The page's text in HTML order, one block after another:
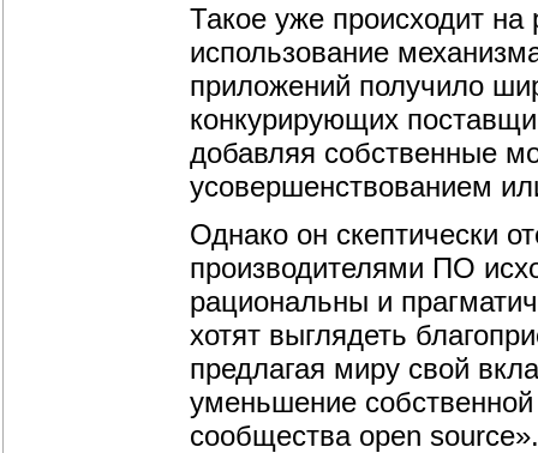
Такое уже происходит
использование
приложений получило
конкурирующих
добавляя собственные
усовершенствованием
Однако он скептически
производителями ПО
рациональны и
хотят выглядеть
предлагая миру свой
уменьшение собственной
сообщества open source».